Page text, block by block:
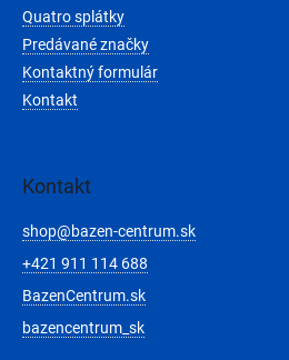
Quatro splátky
Predávané značky
Kontaktný formulár
Kontakt
Kontakt
shop@bazen-centrum.sk
+421 911 114 688
BazenCentrum.sk
bazencentrum_sk